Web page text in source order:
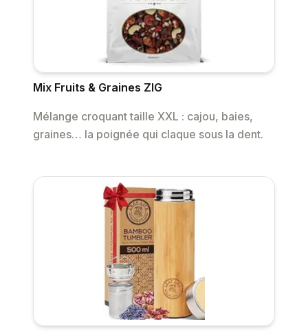
Mix Fruits & Graines ZIG
Mélange croquant taille XXL : cajou, baies,
graines… la poignée qui claque sous la dent.